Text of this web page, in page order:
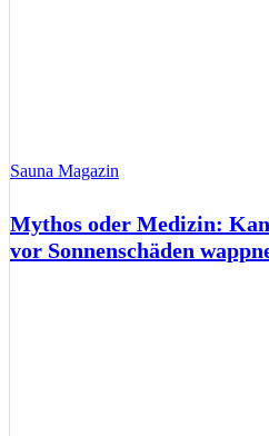
Sauna Magazin
Mythos oder Medizin:
vor Sonnenschäden